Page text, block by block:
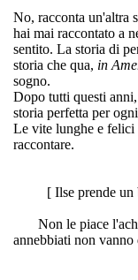
No, racconta un'altra
hai mai raccontato a
sentito. La storia di
storia che qua, in
sogno.
Dopo tutti questi
storia perfetta per
Le vite lunghe e felici
raccontare.
[ Ilse prende
Non le piace
annebbiati non vanno